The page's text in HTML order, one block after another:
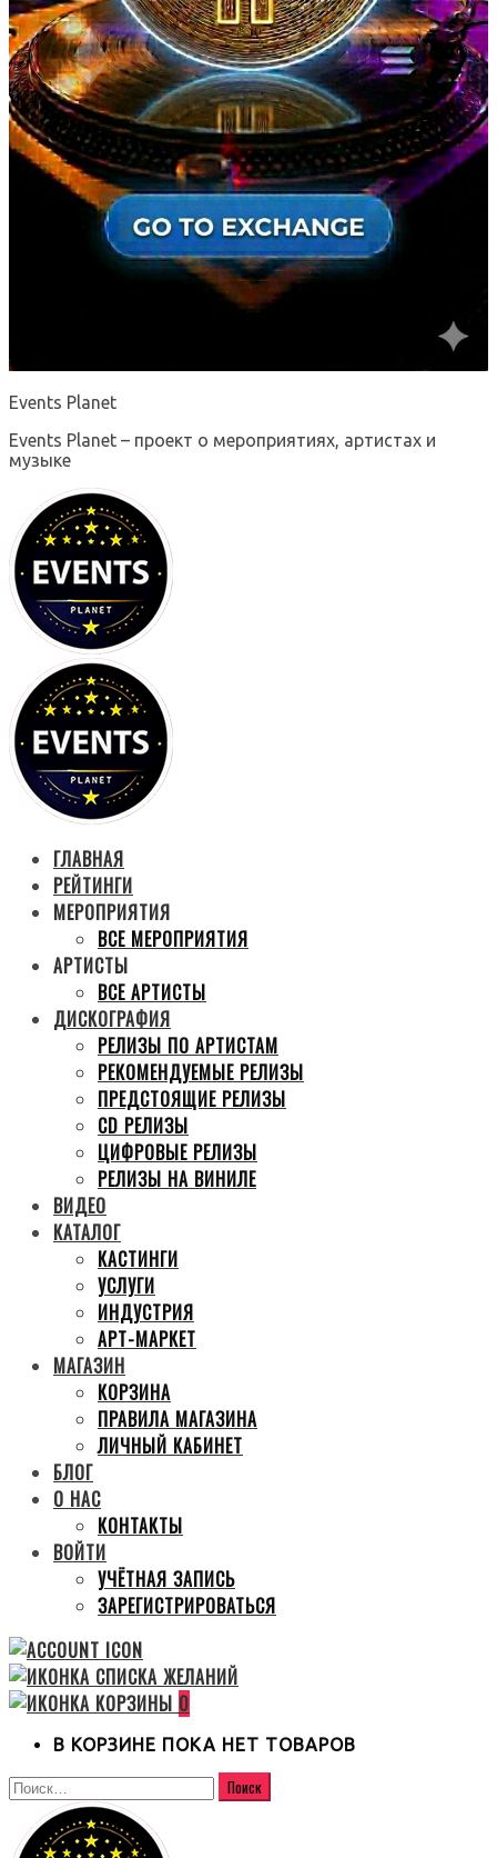
Events Planet
Events Planet – проект о мероприятиях, артистах и
музыке
ГЛАВНАЯ
РЕЙТИНГИ
МЕРОПРИЯТИЯ
ВСЕ МЕРОПРИЯТИЯ
АРТИСТЫ
ВСЕ АРТИСТЫ
ДИСКОГРАФИЯ
РЕЛИЗЫ ПО АРТИСТАМ
РЕКОМЕНДУЕМЫЕ РЕЛИЗЫ
ПРЕДСТОЯЩИЕ РЕЛИЗЫ
CD РЕЛИЗЫ
ЦИФРОВЫЕ РЕЛИЗЫ
РЕЛИЗЫ НА ВИНИЛЕ
ВИДЕО
КАТАЛОГ
КАСТИНГИ
УСЛУГИ
ИНДУСТРИЯ
АРТ-МАРКЕТ
МАГАЗИН
КОРЗИНА
ПРАВИЛА МАГАЗИНА
ЛИЧНЫЙ КАБИНЕТ
БЛОГ
О НАС
КОНТАКТЫ
ВОЙТИ
УЧЁТНАЯ ЗАПИСЬ
ЗАРЕГИСТРИРОВАТЬСЯ
0
В КОРЗИНЕ ПОКА НЕТ ТОВАРОВ